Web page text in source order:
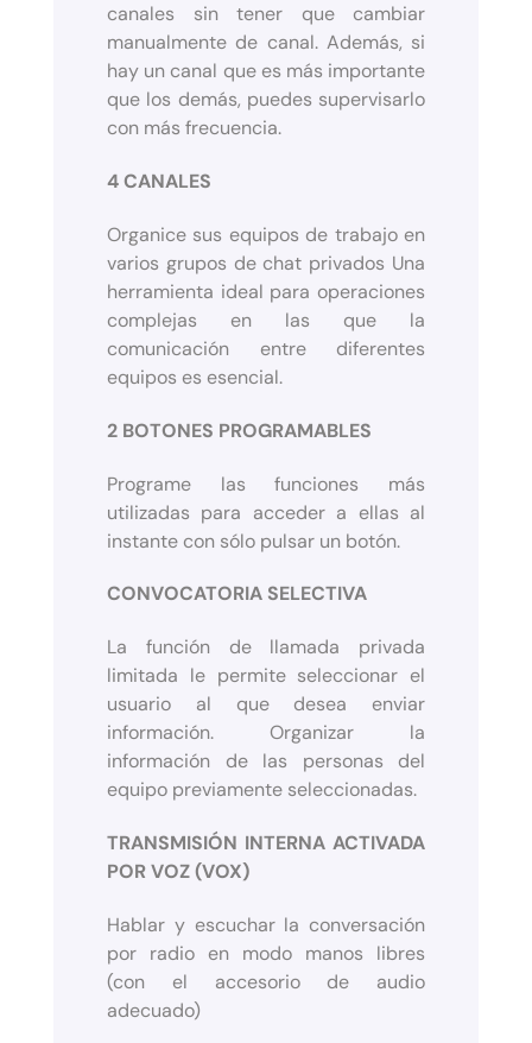
canales sin tener que cambiar
manualmente de canal. Además, si
hay un canal que es más importante
que los demás, puedes supervisarlo
con más frecuencia.
4 CANALES
Organice sus equipos de trabajo en
varios grupos de chat privados Una
herramienta ideal para operaciones
complejas en las que la
comunicación entre diferentes
equipos es esencial.
2 BOTONES PROGRAMABLES
Programe las funciones más
utilizadas para acceder a ellas al
instante con sólo pulsar un botón.
CONVOCATORIA SELECTIVA
La función de llamada privada
limitada le permite seleccionar el
usuario al que desea enviar
información. Organizar la
información de las personas del
equipo previamente seleccionadas.
TRANSMISIÓN INTERNA ACTIVADA
POR VOZ (VOX)
Hablar y escuchar la conversación
por radio en modo manos libres
(con el accesorio de audio
adecuado)